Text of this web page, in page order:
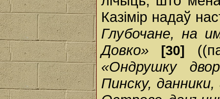
Казімір надаў
Глубочане, на
Довко»
[30]
«Ондрушку
Пинску,